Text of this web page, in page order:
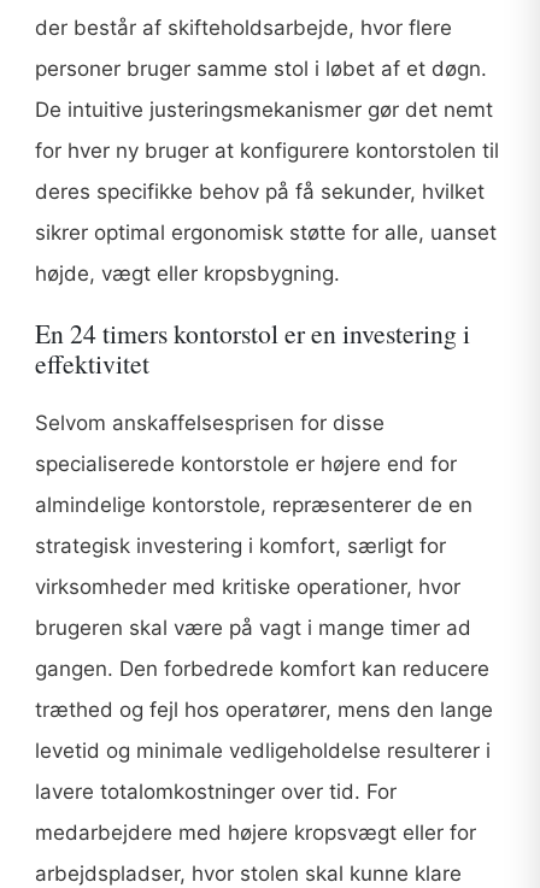
der består af skifteholdsarbejde, hvor flere
personer bruger samme stol i løbet af et døgn.
De intuitive justeringsmekanismer gør det nemt
for hver ny bruger at konfigurere kontorstolen til
deres specifikke behov på få sekunder, hvilket
sikrer optimal ergonomisk støtte for alle, uanset
højde, vægt eller kropsbygning.
En 24 timers kontorstol er en investering i
effektivitet
Selvom anskaffelsesprisen for disse
specialiserede kontorstole er højere end for
almindelige kontorstole, repræsenterer de en
strategisk investering i komfort, særligt for
virksomheder med kritiske operationer, hvor
brugeren skal være på vagt i mange timer ad
gangen. Den forbedrede komfort kan reducere
træthed og fejl hos operatører, mens den lange
levetid og minimale vedligeholdelse resulterer i
lavere totalomkostninger over tid. For
medarbejdere med højere kropsvægt eller for
arbejdspladser, hvor stolen skal kunne klare